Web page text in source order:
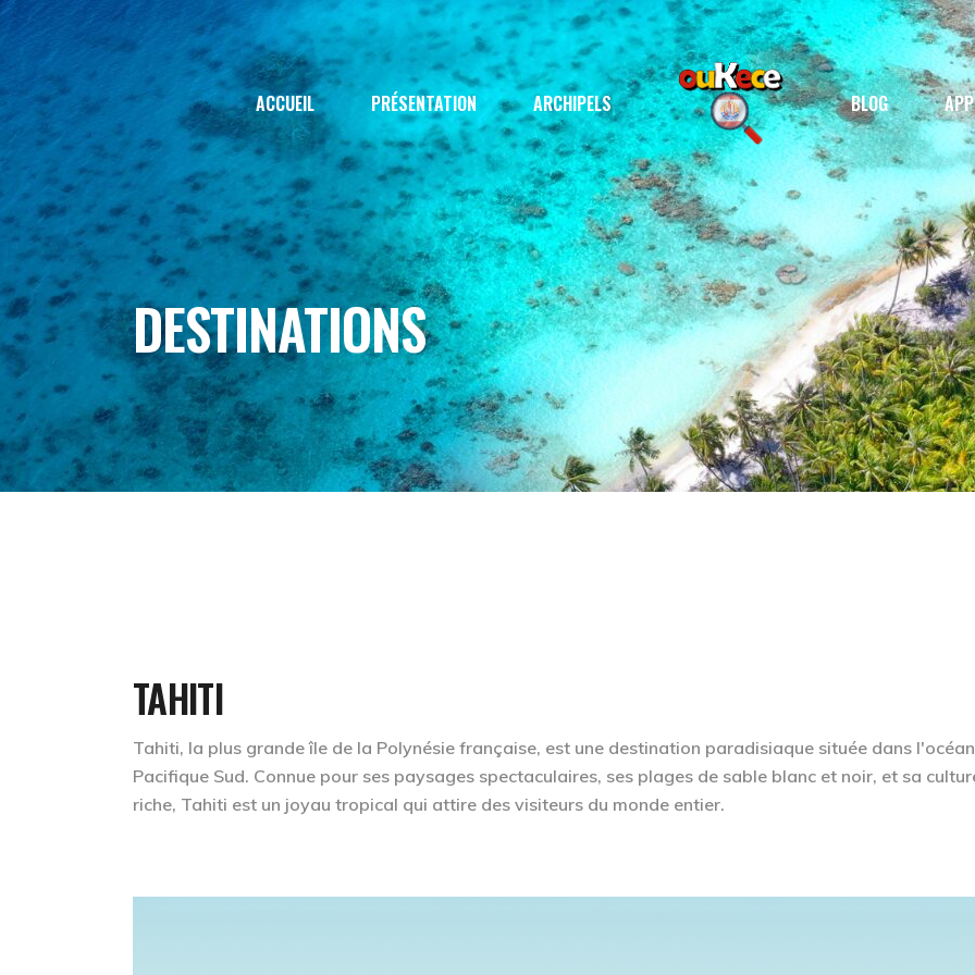
ACCUEIL PRÉSENTATION ARCHIPELS BLOG
DESTINATIONS
TAHITI
Tahiti, la plus grande île de la Polynésie française, est une destination paradisiaque située dans l'océan
Pacifique Sud. Connue pour ses paysages spectaculaires, ses plages de sable blanc et noir, et sa
riche, Tahiti est un joyau tropical qui attire des visiteurs du monde entier.